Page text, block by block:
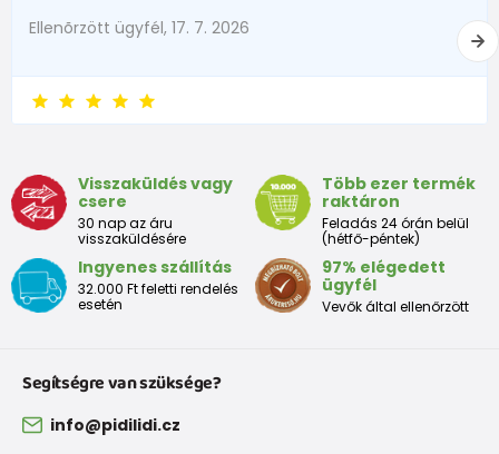
Ellenõrzött ügyfél, 17. 7. 2026
Visszaküldés vagy
csere
30 nap az áru
visszaküldésére
Több ezer termék
raktáron
Feladás 24 órán belül
(hétfő-péntek)
Ingyenes szállítás
32.000 Ft feletti rendelés
esetén
97% elégedett
ügyfél
Vevők által ellenőrzött
Segítségre van szüksége?
info@pidilidi.cz